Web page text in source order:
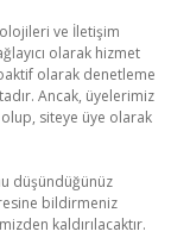
ve İletişim
olarak hizmet
olarak denetleme
Ancak, üyelerimiz
siteye üye olarak
düşündüğünüz
bildirmeniz
kaldırılacaktır.